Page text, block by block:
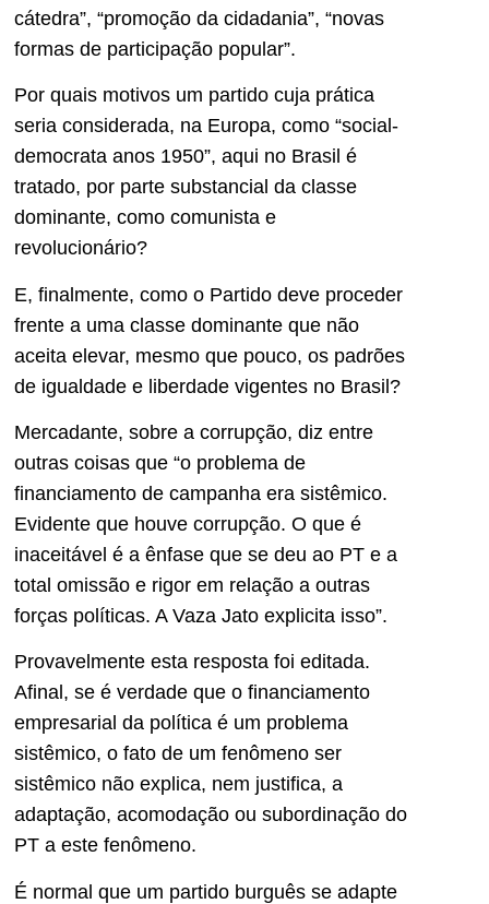
cátedra”, “promoção da cidadania”, “novas
formas de participação popular”.
Por quais motivos um partido cuja prática
seria considerada, na Europa, como “social-
democrata anos 1950”, aqui no Brasil é
tratado, por parte substancial da classe
dominante, como comunista e
revolucionário?
E, finalmente, como o Partido deve proceder
frente a uma classe dominante que não
aceita elevar, mesmo que pouco, os padrões
de igualdade e liberdade vigentes no Brasil?
Mercadante, sobre a corrupção, diz entre
outras coisas que “o problema de
financiamento de campanha era sistêmico.
Evidente que houve corrupção. O que é
inaceitável é a ênfase que se deu ao PT e a
total omissão e rigor em relação a outras
forças políticas. A Vaza Jato explicita isso”.
Provavelmente esta resposta foi editada.
Afinal, se é verdade que o financiamento
empresarial da política é um problema
sistêmico, o fato de um fenômeno ser
sistêmico não explica, nem justifica, a
adaptação, acomodação ou subordinação do
PT a este fenômeno.
É normal que um partido burguês se adapte